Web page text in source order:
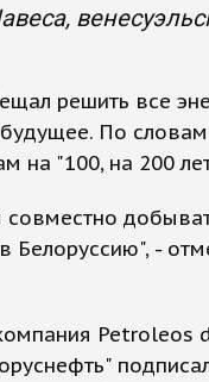
решить все
По
на "100, на 200
Белоруссию", -
Petroleos